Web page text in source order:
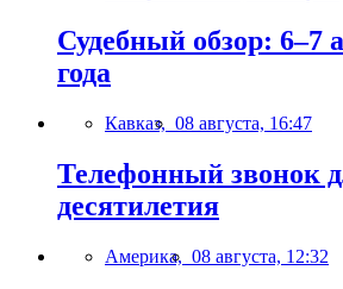
Судебный обзор: 6–7
года
Кавказ, 08 августа, 16:47
Телефонный звонок
десятилетия
Америка, 08 августа, 12:32